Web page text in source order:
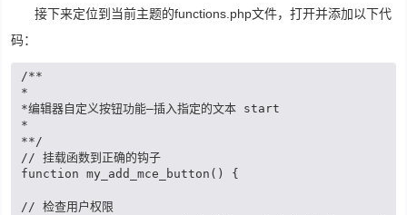
接下来定位到当前主题的functions.php文件，打开并添加以下代
码：
/**
*
*编辑器自定义按钮功能—插入指定的文本 start
*
**/
// 挂载函数到正确的钩子
function my_add_mce_button() {
// 检查用户权限